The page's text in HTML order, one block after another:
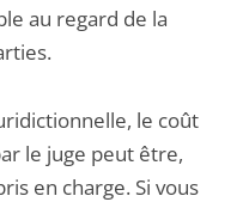
au regard de la
le coût
le juge peut être,
en charge. Si vous